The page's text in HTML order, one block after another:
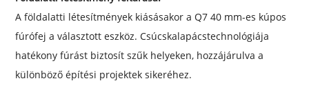
A földalatti létesítmények kiásásakor a Q7 40 mm-es kúpos
fúrófej a választott eszköz. Csúcskalapácstechnológiája
hatékony fúrást biztosít szűk helyeken, hozzájárulva a
különböző építési projektek sikeréhez.